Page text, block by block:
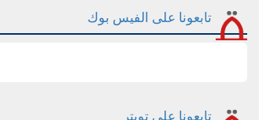
تابعونا على الفيس بوك
تابعونا على تويتر